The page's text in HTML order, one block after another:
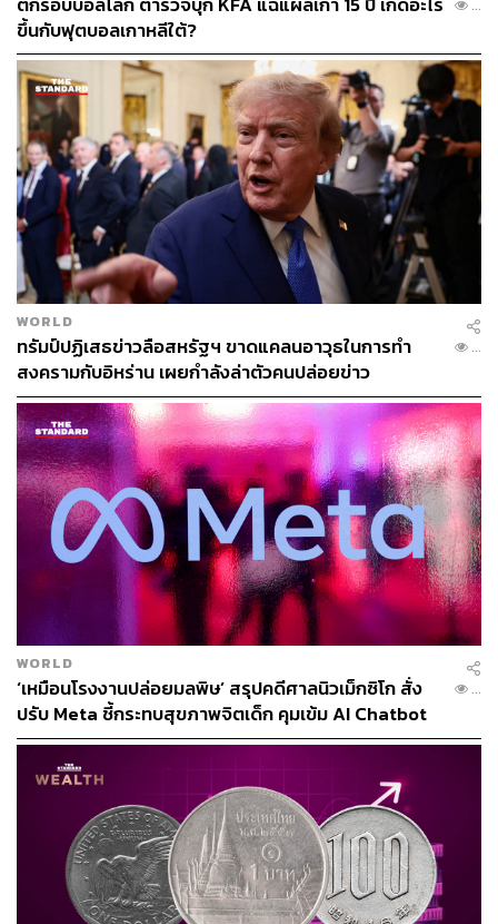
นั่นคือพลเมืองอเมริกันเองที่กำลังทยอยเก็บกระเป๋าจากบ้าน
เกิด ไปตั้งรกรากในดินแดนที่พวกเขามองว่าค่าครองชีพจับ
ต้องได้และปลอดภัยกว่า จนกลายเป็นชุมชนชาวอเมริกันพลัด
ถิ่นนับล้านที่กระจายตัวไปเรียนหนังสือ ทำงานทางไกล และ
ใช้ชีวิตหลังเกษียณอยู่ทั่วโลก
เพราะสำหรับพลเมืองบางส่วน ‘ความฝันแบบอเมริกัน
(American Dream)’ อาจไม่ใช่การได้อยู่ในอเมริกาอีกต่อไป
ครั้งแรกในรอบกว่า 50 ปี ที่อเมริกามีคนย้ายออก
มากกว่าย้ายเข้า
เรื่องราวของ เจสซี เดอร์ วัย 41 ปี และภรรยา เจสส์ ยีสตัดต์
วัย 45 ปี เป็นตัวอย่างที่เห็นภาพได้ดี สุดสัปดาห์หนึ่ง ทั้งคู่ขับ
รถจากบ้านในฟีนิกซ์ไกลถึง 5 ชั่วโมงไปยังโรงแรมแห่งหนึ่ง
ในซานดิเอโก ไม่ใช่เพื่อพักผ่อน แต่เพื่อไปเรียนรู้วิธีย้ายไปเริ่ม
ต้นชีวิตใหม่ที่เม็กซิโก
จากบทความของThe Wall Street Journalนับตั้งแต่ยุคของ
ประธานาธิบดี ดไวต์ ดี. ไอเซนฮาวร์ เป็นต้นมา สหรัฐฯ ไม่ได้
เก็บสถิติจำนวนพลเมืองที่ย้ายออกนอกประเทศอย่าง
ครอบคลุมอีกเลย แต่ข้อมูลใบอนุญาตพำนัก, การซื้อบ้านของ
ชาวต่างชาติ, การลงทะเบียนเรียน และตัวชี้วัดอื่นๆ จากกว่า
50 ประเทศ กลับบอกตรงกันว่าชาวอเมริกันกำลังตัดสินใจย้าย
ออกด้วยตัวเองในระดับที่ไม่เคยมีมาก่อน
ที่น่าสนใจไม่แพ้กันคือสิทธิพิเศษที่หลายประเทศหยิบยื่นให้
ในการประชุมทางไกลที่จัดโดย Expatsi บริษัทรับจัดการย้าย
ถิ่น มีชาวอเมริกันเกือบ 400 คนลงทะเบียนเพื่อเรียนรู้วิธีย้าย
ไปแอลเบเนีย อดีตรัฐคอมมิวนิสต์แห่งนี้ถึงขั้นเสนอวีซ่าพิเศษ
ที่ให้พลเมืองสหรัฐฯ เข้าไปอยู่อาศัยและทำงานได้ โดยไม่เก็บ
ภาษีจากรายได้ต่างประเทศนานถึง 1 ปี แบบไม่ต้องตอบคำ
ขึ้นกับฟุตบอลเกาหลีใต้?
...
WORLD
ทรัมป์ปฏิเสธข่าวลือสหรัฐฯ ขาดแคลนอาวุธในการทำ
สงครามกับอิหร่าน เผยกำลังล่าตัวคนปล่อยข่าว
...
WORLD
‘เหมือนโรงงานปล่อยมลพิษ’ สรุปคดีศาลนิวเม็กซิโก สั่ง
ปรับ Meta ชี้กระทบสุขภาพจิตเด็ก คุมเข้ม AI Chatbot
...